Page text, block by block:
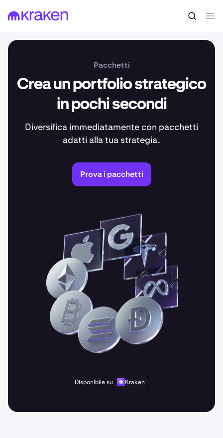
Pacchetti
Crea un portfolio strategico
in pochi secondi
Diversifica immediatamente con pacchetti
adatti alla tua strategia.
Prova i pacchetti
Disponibile su Kraken